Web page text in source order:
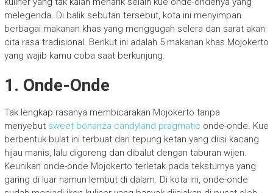
melegenda. Di balik sebutan tersebut, kota ini menyimpan
berbagai makanan khas yang menggugah selera dan sarat akan
cita rasa tradisional. Berikut ini adalah 5 makanan khas Mojokerto
yang wajib kamu coba saat berkunjung.
1. Onde-Onde
Tak lengkap rasanya membicarakan Mojokerto tanpa
menyebut sweet bonanza candyland pragmatic onde-onde. Kue
berbentuk bulat ini terbuat dari tepung ketan yang diisi kacang
hijau manis, lalu digoreng dan dibalut dengan taburan wijen.
Keunikan onde-onde Mojokerto terletak pada teksturnya yang
garing di luar namun lembut di dalam. Di kota ini, onde-onde